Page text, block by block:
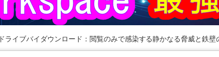
ドライブバイダウンロード：閲覧のみで感染する静かなる脅威と鉄壁